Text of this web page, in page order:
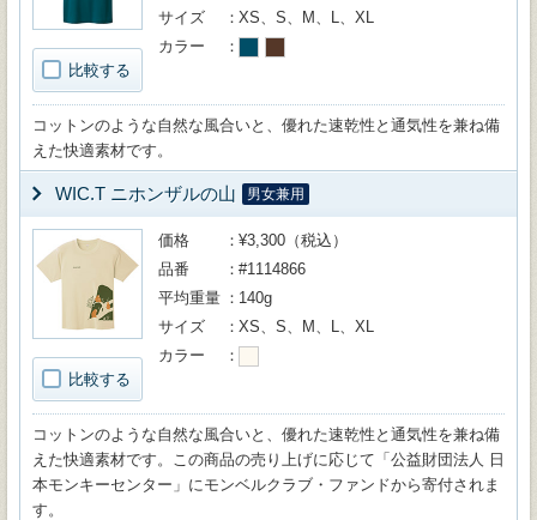
比較する
サイズ
XS、S、M、L、XL
カラー
コットンのような自然な風合いと、優れた速乾性と通気性を兼ね備
えた快適素材です。
WIC.T ニホンザルの山 男女兼用
比較する
価格
¥3,300（税込）
品番
#1114866
平均重量
140g
サイズ
XS、S、M、L、XL
カラー
コットンのような自然な風合いと、優れた速乾性と通気性を兼ね備
えた快適素材です。この商品の売り上げに応じて「公益財団法人 日
本モンキーセンター」にモンベルクラブ・ファンドから寄付されま
す。